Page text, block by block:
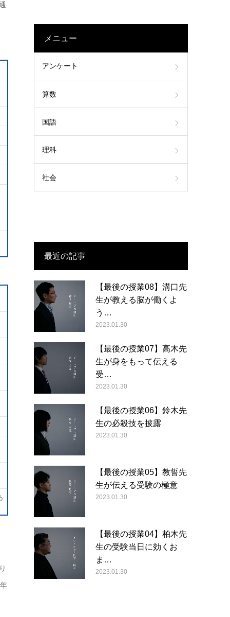
メニュー
アンケート
算数
国語
理科
社会
最近の記事
【最後の授業08】溝口先
生が教える脳が働くよ
う…
2023.01.30
【最後の授業07】高木先
生が身をもって伝える
受…
2023.01.30
【最後の授業06】鈴木先
生の必殺技を披露
2023.01.30
【最後の授業05】教誓先
生が伝える受験の極意
2023.01.30
【最後の授業04】柏木先
生の受験当日に効くお
ま…
2023.01.30